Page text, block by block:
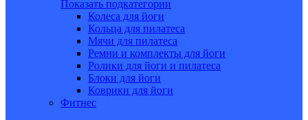
Показать подкатегории
Колеса для йоги
Кольца для пилатеса
Мячи для пилатеса
Ремни и комплекты для йоги
Ролики для йоги и пилатеса
Блоки для йоги
Коврики для йоги
Фитнес